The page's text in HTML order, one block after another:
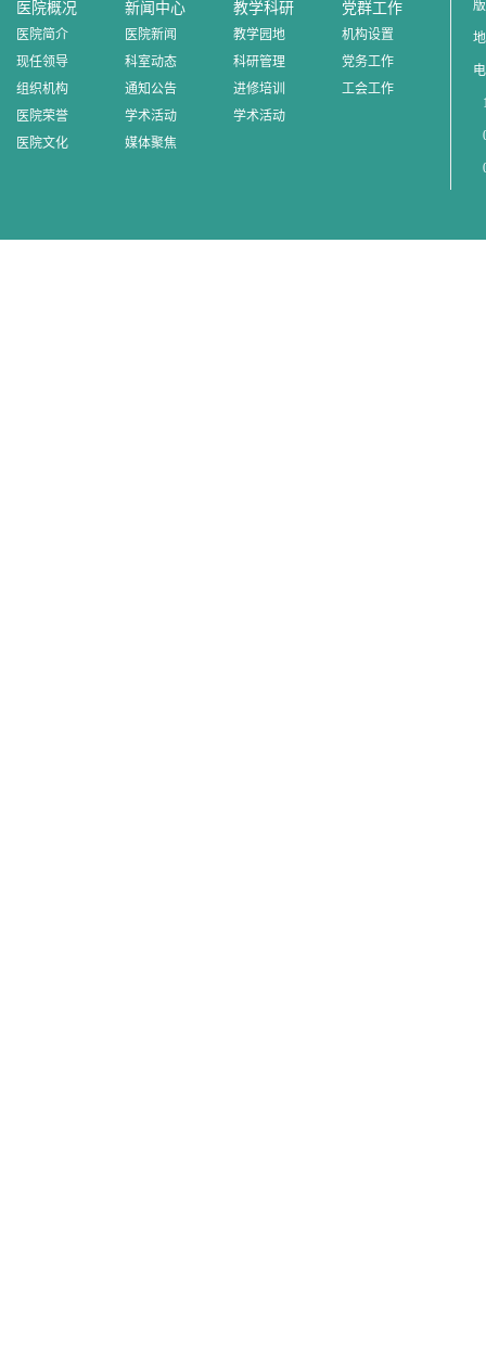
医院概况
医院简介
现任领导
组织机构
医院荣誉
医院文化
新闻中心
医院新闻
科室动态
通知公告
学术活动
媒体聚焦
教学科研
教学园地
科研管理
进修培训
学术活动
党群工作
机构设置
党务工作
工会工作